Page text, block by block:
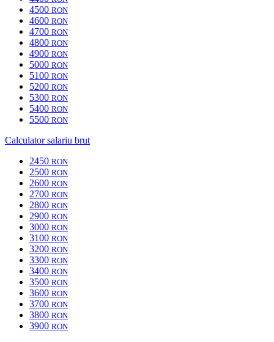
4500 RON
4600 RON
4700 RON
4800 RON
4900 RON
5000 RON
5100 RON
5200 RON
5300 RON
5400 RON
5500 RON
Calculator salariu brut
2450 RON
2500 RON
2600 RON
2700 RON
2800 RON
2900 RON
3000 RON
3100 RON
3200 RON
3300 RON
3400 RON
3500 RON
3600 RON
3700 RON
3800 RON
3900 RON